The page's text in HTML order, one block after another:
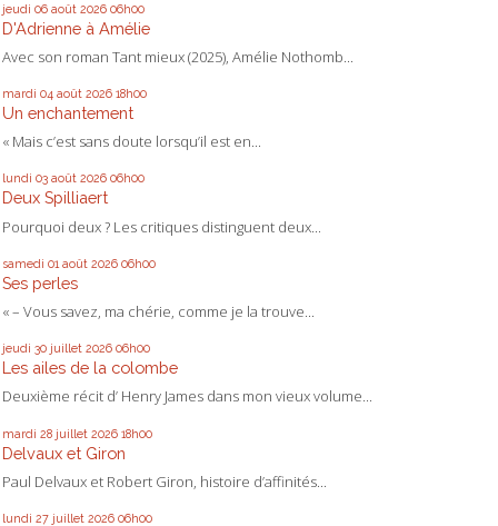
jeudi 06 août 2026 06h00
D'Adrienne à Amélie
Avec son roman Tant mieux (2025), Amélie Nothomb...
mardi 04 août 2026 18h00
Un enchantement
« Mais c’est sans doute lorsqu’il est en...
lundi 03 août 2026 06h00
Deux Spilliaert
Pourquoi deux ? Les critiques distinguent deux...
samedi 01 août 2026 06h00
Ses perles
« – Vous savez, ma chérie, comme je la trouve...
jeudi 30 juillet 2026 06h00
Les ailes de la colombe
Deuxième récit d’ Henry James dans mon vieux volume...
mardi 28 juillet 2026 18h00
Delvaux et Giron
Paul Delvaux et Robert Giron, histoire d’affinités...
lundi 27 juillet 2026 06h00